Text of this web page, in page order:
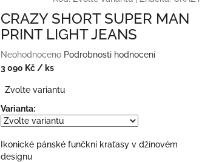
CRAZY SHORT SUPER MAN
PRINT LIGHT JEANS
Průměrné
hodnocení
je
0,0
z
5
hvězdiček.
Neohodnoceno Podrobnosti hodnocení
3 090 Kč / ks
cena:
Zvolte variantu
Varianta:
Ikonické pánské funčkní kraťasy v džínovém
designu